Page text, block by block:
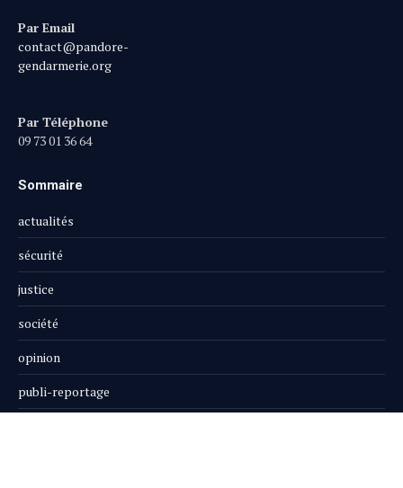
Par Email
contact@pandore-
gendarmerie.org
Par Téléphone
09 73 01 36 64
Sommaire
actualités
sécurité
justice
société
opinion
publi-reportage